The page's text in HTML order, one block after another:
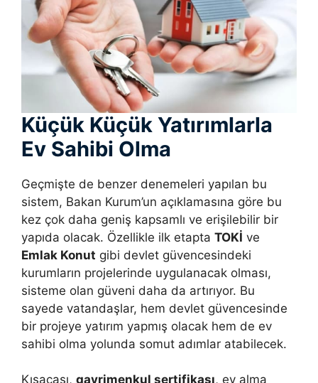
Küçük Küçük Yatırımlarla
Ev Sahibi Olma
Geçmişte de benzer denemeleri yapılan bu
sistem, Bakan Kurum’un açıklamasına göre bu
kez çok daha geniş kapsamlı ve erişilebilir bir
yapıda olacak. Özellikle ilk etapta TOKİ ve
Emlak Konut gibi devlet güvencesindeki
kurumların projelerinde uygulanacak olması,
sisteme olan güveni daha da artırıyor. Bu
sayede vatandaşlar, hem devlet güvencesinde
bir projeye yatırım yapmış olacak hem de ev
sahibi olma yolunda somut adımlar atabilecek.
Kısacası, gayrimenkul sertifikası, ev alma